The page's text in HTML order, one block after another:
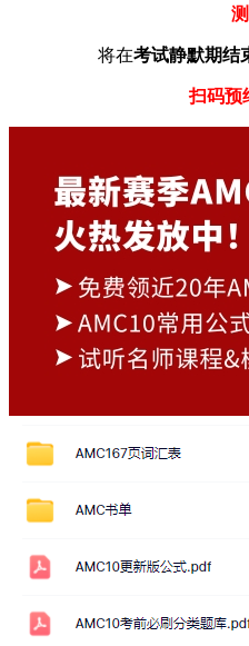
将在考试静默期结
扫码预